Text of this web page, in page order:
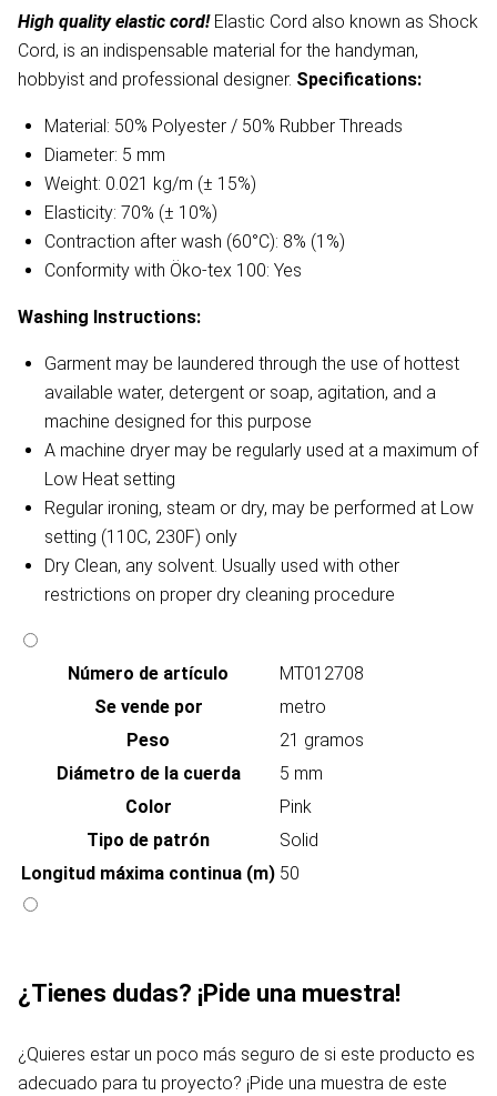
High quality elastic cord! Elastic Cord also known as Shock
Cord, is an indispensable material for the handyman,
hobbyist and professional designer. Specifications:
Material: 50% Polyester / 50% Rubber Threads
Diameter: 5 mm
Weight: 0.021 kg/m (± 15%)
Elasticity: 70% (± 10%)
Contraction after wash (60°C): 8% (1%)
Conformity with Öko-tex 100: Yes
Washing Instructions:
Garment may be laundered through the use of hottest
available water, detergent or soap, agitation, and a
machine designed for this purpose
A machine dryer may be regularly used at a maximum of
Low Heat setting
Regular ironing, steam or dry, may be performed at Low
setting (110C, 230F) only
Dry Clean, any solvent. Usually used with other
restrictions on proper dry cleaning procedure
Número de artículo
MT012708
Se vende por
metro
Peso
21 gramos
Diámetro de la cuerda
5 mm
Color
Pink
Tipo de patrón
Solid
Longitud máxima continua (m) 50
¿Tienes dudas? ¡Pide una muestra!
¿Quieres estar un poco más seguro de si este producto es
adecuado para tu proyecto? ¡Pide una muestra de este